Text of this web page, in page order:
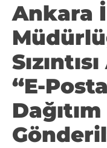
Ankara
“E-